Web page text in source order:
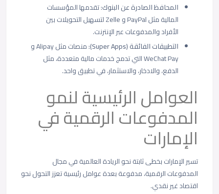
المحافظ الصادرة عن البنوك: تقدمها المؤسسات
المالية مثل PayPal و Zelle لتسهيل التحويلات بين
الأفراد والمدفوعات عبر الإنترنت.
التطبيقات الفائقة (Super Apps):
منصات مثل Alipay و
WeChat Pay التي تدمج خدمات مالية متعددة، مثل
الدفع، والادخار، والاستثمار، في تطبيق واحد.
العوامل الرئيسية لنمو
المدفوعات الرقمية في
الإمارات
تسير الإمارات بخطى ثابتة نحو الريادة العالمية في مجال
المدفوعات الرقمية، مدفوعة بعدة عوامل رئيسية تعزز التحول نحو
اقتصاد غير نقدي.